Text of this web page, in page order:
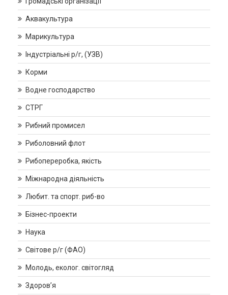
Аквакультура
Марикультура
Індустріальні р/г, (УЗВ)
Корми
Водне господарство
СТРГ
Рибний промисел
Риболовний флот
Рибопереробка, якість
Міжнародна діяльність
Любит. та спорт. риб-во
Бізнес-проекти
Наука
Світове р/г (ФАО)
Молодь, еколог. світогляд
Здоров’я